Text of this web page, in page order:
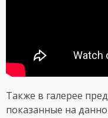
Также в галерее
показанные на